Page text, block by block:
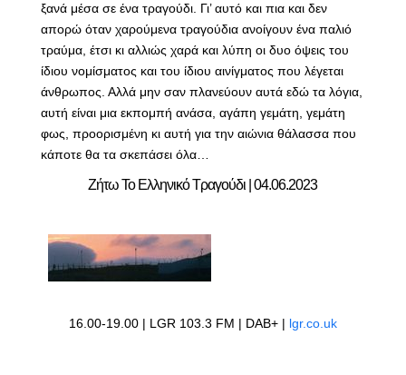
ξανά μέσα σε ένα τραγούδι. Γι’ αυτό και πια και δεν
απορώ όταν χαρούμενα τραγούδια ανοίγουν ένα παλιό
τραύμα, έτσι κι αλλιώς χαρά και λύπη οι δυο όψεις του
ίδιου νομίσματος και του ίδιου αινίγματος που λέγεται
άνθρωπος. Αλλά μην σαν πλανεύουν αυτά εδώ τα λόγια,
αυτή είναι μια εκπομπή ανάσα, αγάπη γεμάτη, γεμάτη
φως, προορισμένη κι αυτή για την αιώνια θάλασσα που
κάποτε θα τα σκεπάσει όλα…
Ζήτω Το Ελληνικό Τραγούδι | 04.06.2023
16.00-19.00 | LGR 103.3 FM | DAB+ | lgr.co.uk